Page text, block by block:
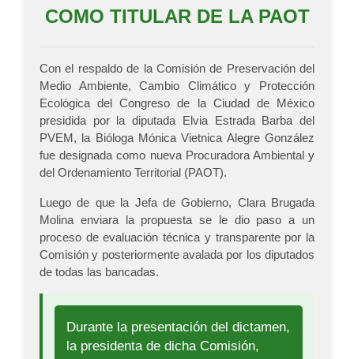
COMO TITULAR DE LA PAOT
Con el respaldo de la Comisión de Preservación del
Medio Ambiente, Cambio Climático y Protección
Ecológica del Congreso de la Ciudad de México
presidida por la diputada Elvia Estrada Barba del
PVEM, la Bióloga Mónica Vietnica Alegre González
fue designada como nueva Procuradora Ambiental y
del Ordenamiento Territorial (PAOT).
Luego de que la Jefa de Gobierno, Clara Brugada
Molina enviara la propuesta se le dio paso a un
proceso de evaluación técnica y transparente por la
Comisión y posteriormente avalada por los diputados
de todas las bancadas.
Durante la presentación del dictamen,
la presidenta de dicha Comisión,